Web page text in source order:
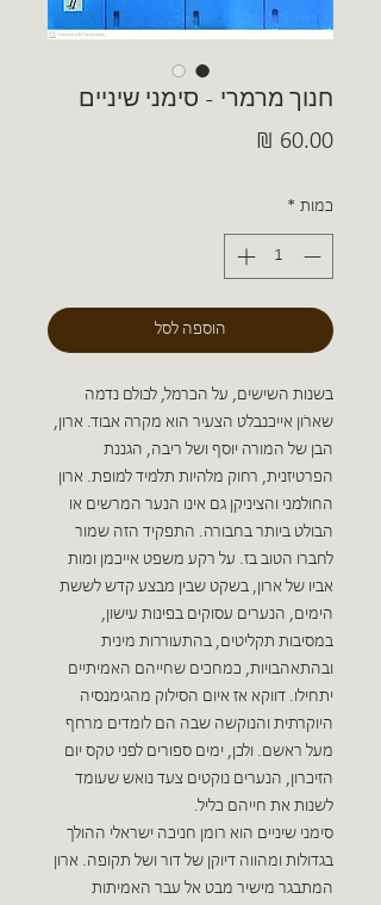
חנוך מרמרי - סימני שיניים
כמות *
הוספה לסל
בשנות השישים, על הכרמל, לכולם נדמה
שארֹון אייכנבלט הצעיר הוא מקרה אבוד. ארון,
הבן של המורה יוסף ושל ריבה, הגננת
הפרטיזנית, רחוק מלהיות תלמיד למופת. ארון
החולמני והציניקן גם אינו הנער המרשים או
הבולט ביותר בחבורה. התפקיד הזה שמור
לחברו הטוב בז. על רקע משפט אייכמן ומות
אביו של ארון, בשקט שבין מבצע קדש לששת
הימים, הנערים עסוקים בפינות עישון,
במסיבות תקליטים, בהתעוררות מינית
ובהתאהבויות, כמחכים שחייהם האמיתיים
יתחילו. דווקא אז איום הסילוק מהגימנסיה
היוקרתית והנוקשה שבה הם לומדים מרחף
מעל ראשם. ולכן, ימים ספורים לפני טקס יום
הזיכרון, הנערים נוקטים צעד נואש שעומד
לשנות את חייהם כליל.
סימני שיניים הוא רומן חניכה ישראלי ההולך
בגדולות ומהווה דיוקן של דור ושל תקופה. ארון
המתבגר מישיר מבט אל עבר האמיתות